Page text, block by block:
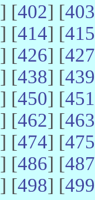
] [402] [403
] [414] [415
] [426] [427
] [438] [439
] [450] [451
] [462] [463
] [474] [475
] [486] [487
] [498] [499